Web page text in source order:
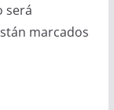
será
marcados